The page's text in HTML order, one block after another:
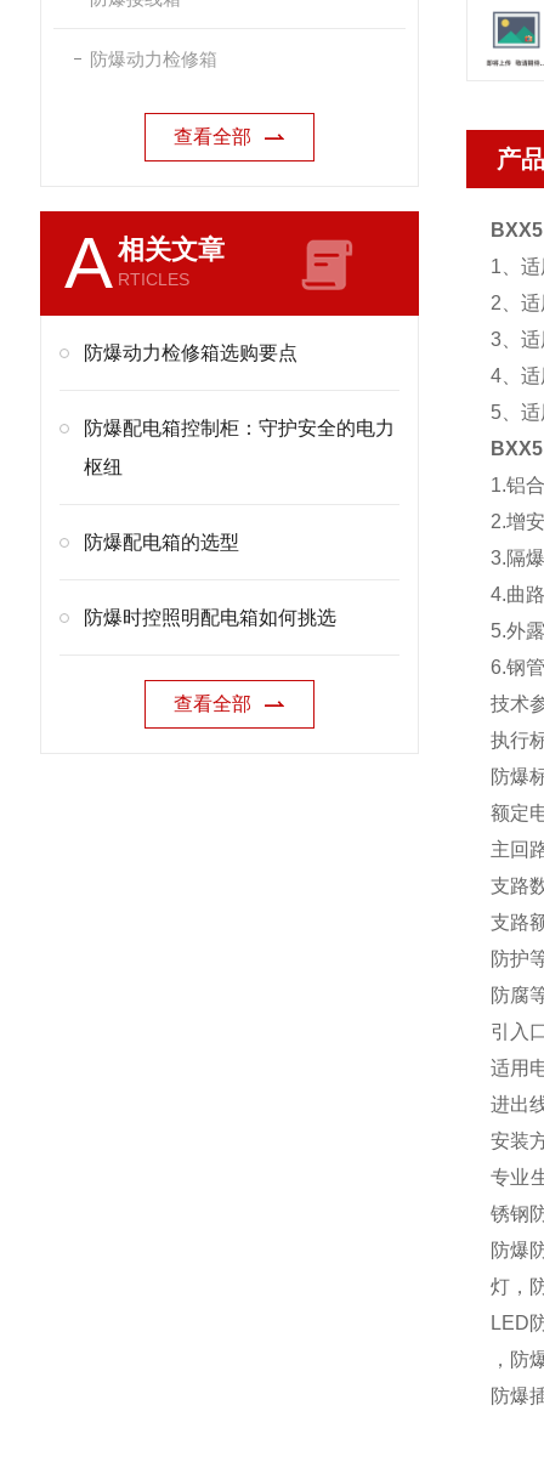
防爆动力检修箱
查看全部
A相关文章
RTICLES
防爆动力检修箱选购要点
防爆配电箱控制柜：守护安全的电力
枢纽
防爆配电箱的选型
防爆时控照明配电箱如何挑选
查看全部
产
1、
2、
3、
4、
5、
1.铝
2.增
3.隔
4.曲
5.外
6.钢
技术
执行
防爆
额定
主回
支路
支路
防护
防腐
引入
适用
进出
安装
专业
锈钢
防爆
灯，
LED
，防
防爆